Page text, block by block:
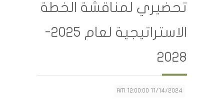
تحضيري لمناقشة الخطة
الاستراتيجية لعام 2025-
2028
11/14/2024 12:00:00 AM